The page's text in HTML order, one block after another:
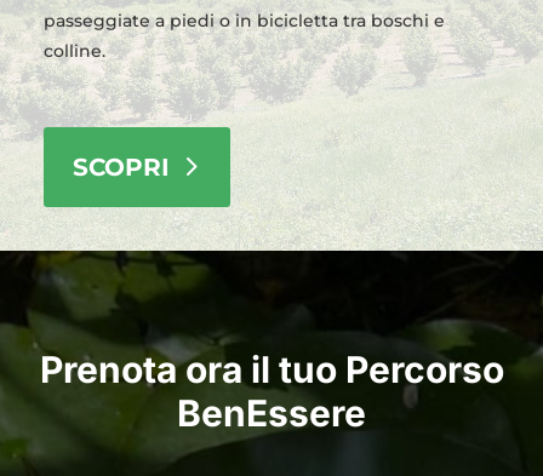
passeggiate a piedi o in bicicletta tra boschi e
colline.
SCOPRI
Prenota ora il tuo Percorso
BenEssere